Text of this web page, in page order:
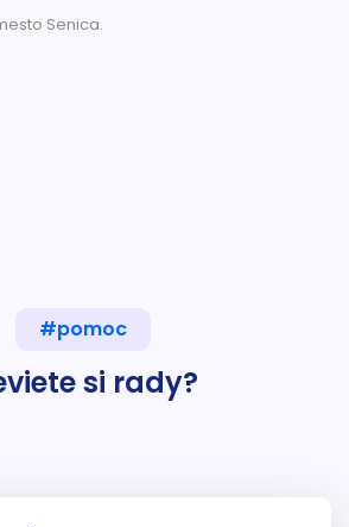
Senica.
#pomoc
si rady?